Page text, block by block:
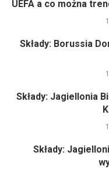
UEFA a co można
Składy: Borussia
Składy: Jagiellonia
Składy: